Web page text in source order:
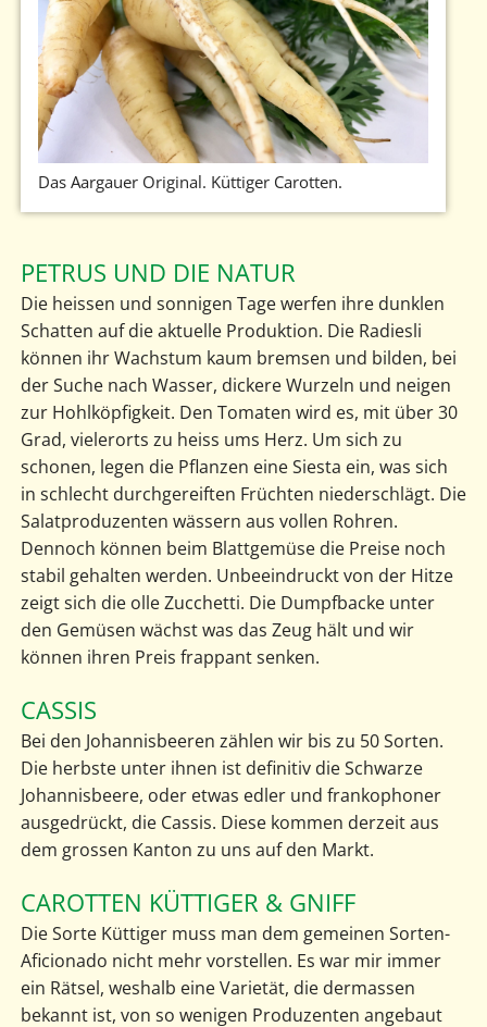
Das Aargauer Original. Küttiger Carotten.
PETRUS UND DIE NATUR
Die heissen und sonnigen Tage werfen ihre dunklen
Schatten auf die aktuelle Produktion. Die Radiesli
können ihr Wachstum kaum bremsen und bilden, bei
der Suche nach Wasser, dickere Wurzeln und neigen
zur Hohlköpfigkeit. Den Tomaten wird es, mit über 30
Grad, vielerorts zu heiss ums Herz. Um sich zu
schonen, legen die Pflanzen eine Siesta ein, was sich
in schlecht durchgereiften Früchten niederschlägt. Die
Salatproduzenten wässern aus vollen Rohren.
Dennoch können beim Blattgemüse die Preise noch
stabil gehalten werden. Unbeeindruckt von der Hitze
zeigt sich die olle Zucchetti. Die Dumpfbacke unter
den Gemüsen wächst was das Zeug hält und wir
können ihren Preis frappant senken.
CASSIS
Bei den Johannisbeeren zählen wir bis zu 50 Sorten.
Die herbste unter ihnen ist definitiv die Schwarze
Johannisbeere, oder etwas edler und frankophoner
ausgedrückt, die Cassis. Diese kommen derzeit aus
dem grossen Kanton zu uns auf den Markt.
CAROTTEN KÜTTIGER & GNIFF
Die Sorte Küttiger muss man dem gemeinen Sorten-
Aficionado nicht mehr vorstellen. Es war mir immer
ein Rätsel, weshalb eine Varietät, die dermassen
bekannt ist, von so wenigen Produzenten angebaut